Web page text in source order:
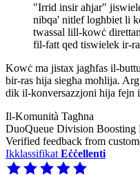
"Irrid insir aħjar"
nibqa' nitlef logħbiet li
twassal lill-kowċ
fil-fatt qed tiswielek ir-
Kowċ ma jistax jagħfas il-
bir-ras hija siegħa moħlija.
dik il-konversazzjoni hija fejn
Il-Komunità Tagħna
DuoQueue Division Boosting
Verified feedback from
Ikklassifikat Eċċellenti